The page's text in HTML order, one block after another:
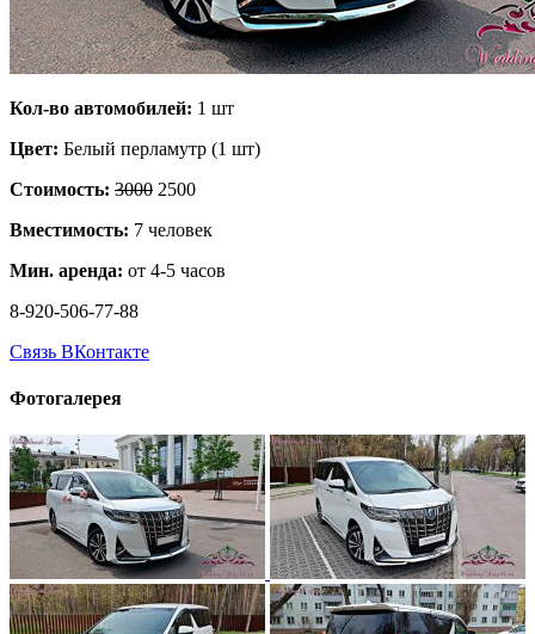
Кол-во автомобилей: 1 шт
Цвет: Белый перламутр (1 шт)
Стоимость: 3000 2500
Вместимость: 7 человек
Мин. аренда: от 4-5 часов
8-920-506-77-88
Связь ВКонтакте
Фотогалерея